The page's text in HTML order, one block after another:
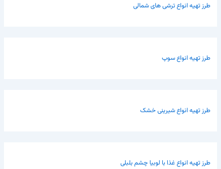
طرز تهیه انواع ترشی های شمالی
طرز تهیه انواع سوپ
طرز تهیه انواع شیرینی خشک
طرز تهیه انواع غذا با لوبیا چشم بلبلی